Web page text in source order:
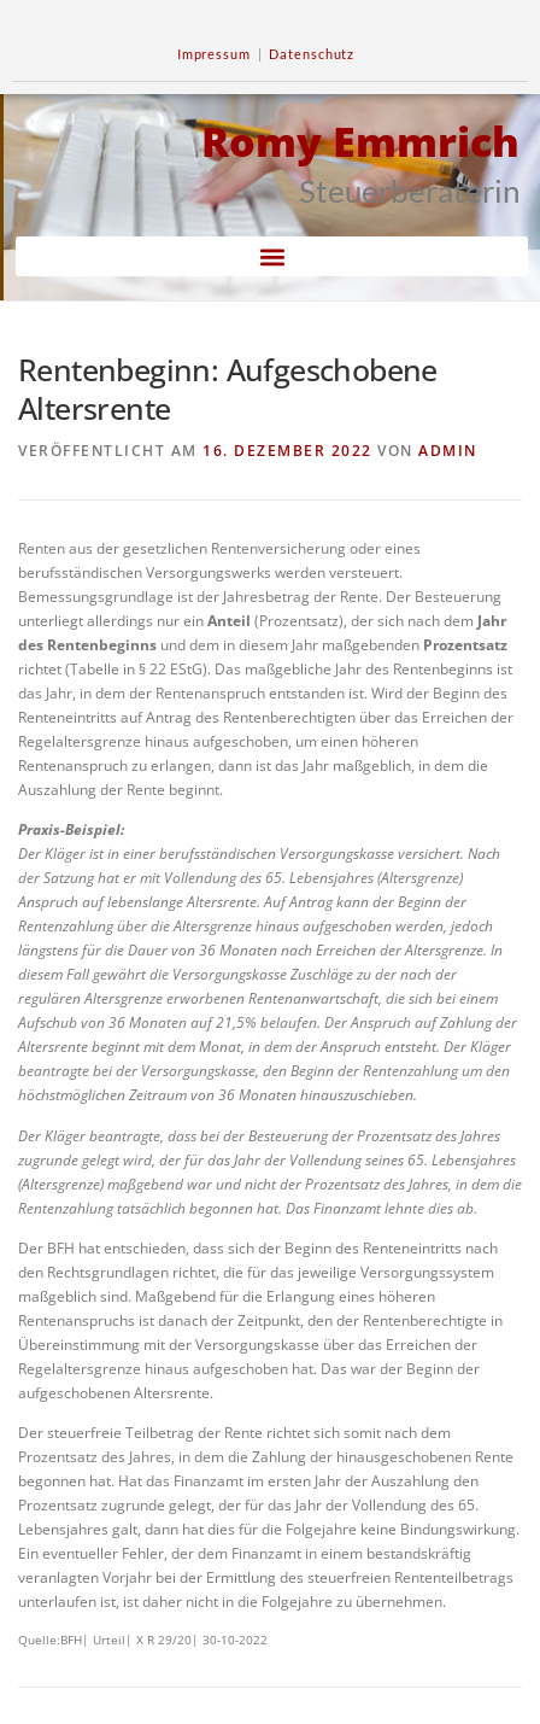
Impressum | Datenschutz
Romy Emmrich
Steuerberaterin
Rentenbeginn: Aufgeschobene
Altersrente
VERÖFFENTLICHT AM 16. DEZEMBER 2022 VON ADMIN
Renten aus der gesetzlichen Rentenversicherung oder eines
berufsständischen Versorgungswerks werden versteuert.
Bemessungsgrundlage ist der Jahresbetrag der Rente. Der Besteuerung
unterliegt allerdings nur einAnteil (Prozentsatz), der sich nach dem Jahr
des Rentenbeginns und dem in diesem Jahr maßgebenden Prozentsatz
richtet (Tabelle in § 22 EStG). Das maßgebliche Jahr des Rentenbeginns ist
das Jahr, in dem der Rentenanspruch entstanden ist. Wird der Beginn des
Renteneintritts auf Antrag des Rentenberechtigten über das Erreichen der
Regelaltersgrenze hinaus aufgeschoben, um einen höheren
Rentenanspruch zu erlangen, dann ist das Jahr maßgeblich, in dem die
Auszahlung der Rente beginnt.
Praxis-Beispiel:
Der Kläger ist in einer berufsständischen Versorgungskasse versichert. Nach
der Satzung hat er mit Vollendung des 65. Lebensjahres (Altersgrenze)
Anspruch auf lebenslange Altersrente. Auf Antrag kann der Beginn der
Rentenzahlung über die Altersgrenze hinaus aufgeschoben werden, jedoch
längstens für die Dauer von 36 Monaten nach Erreichen der Altersgrenze. In
diesem Fall gewährt die Versorgungskasse Zuschläge zu der nach der
regulären Altersgrenze erworbenen Rentenanwartschaft, die sich bei einem
Aufschub von 36 Monaten auf 21,5% belaufen. Der Anspruch auf Zahlung der
Altersrente beginnt mit dem Monat, in dem der Anspruch entsteht. Der Kläger
beantragte bei der Versorgungskasse, den Beginn der Rentenzahlung um den
höchstmöglichen Zeitraum von 36 Monaten hinauszuschieben.
Der Kläger beantragte, dass bei der Besteuerung der Prozentsatz des Jahres
zugrunde gelegt wird, der für das Jahr der Vollendung seines 65. Lebensjahres
(Altersgrenze) maßgebend war und nicht der Prozentsatz des Jahres, in dem die
Rentenzahlung tatsächlich begonnen hat. Das Finanzamt lehnte dies ab.
Der BFH hat entschieden, dass sich der Beginn des Renteneintritts nach
den Rechtsgrundlagen richtet, die für das jeweilige Versorgungssystem
maßgeblich sind. Maßgebend für die Erlangung eines höheren
Rentenanspruchs ist danach der Zeitpunkt, den der Rentenberechtigte in
Übereinstimmung mit der Versorgungskasse über das Erreichen der
Regelaltersgrenze hinaus aufgeschoben hat. Das war der Beginn der
aufgeschobenen Altersrente.
Der steuerfreie Teilbetrag der Rente richtet sich somit nach dem
Prozentsatz des Jahres, in dem die Zahlung der hinausgeschobenen Rente
begonnen hat. Hat das Finanzamt im ersten Jahr der Auszahlung den
Prozentsatz zugrunde gelegt, der für das Jahr der Vollendung des 65.
Lebensjahres galt, dann hat dies für die Folgejahre keine Bindungswirkung.
Ein eventueller Fehler, der dem Finanzamt in einem bestandskräftig
veranlagten Vorjahr bei der Ermittlung des steuerfreien Rententeilbetrags
unterlaufen ist, ist daher nicht in die Folgejahre zu übernehmen.
Quelle:BFH| Urteil| X R 29/20| 30-10-2022